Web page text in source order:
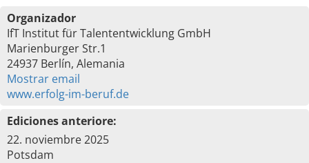
Organizador
IfT Institut für Talententwicklung GmbH
Marienburger Str.1
24937 Berlín, Alemania
Mostrar email
www.erfolg-im-beruf.de
Ediciones anteriore:
22. noviembre 2025
Potsdam